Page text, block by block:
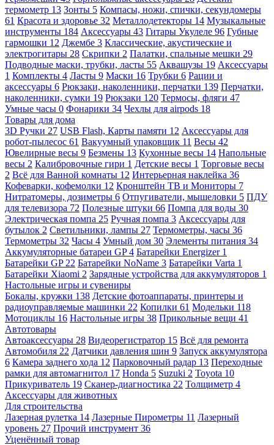
термометр 13 Зонты 5 Компасы, ножи, спички, секундомеры
61 Красота и здоровье 32 Металлодетекторы 14 Музыкальные
инструменты 184 Аксессуары 43 Гитары Укулеле 96 Губные
гармошки 12 Джембе 3 Классические, акустические и
электрогитары 28 Скрипки 2 Палатки, спальные мешки 29
Подводные маски, трубки, ласты 55 Аквашузы 19 Аксессуары
1 Комплекты 4 Ласты 9 Маски 16 Трубки 6 Рации и
аксессуары 6 Рюкзаки, наколенники, перчатки 139 Перчатки,
наколенники, сумки 19 Рюкзаки 120 Термосы, фляги 47
Умные часы 0 Фонарики 34 Чехлы для airpods 18
Товары для дома
3D Ручки 27 USB Flash, Карты памяти 12 Аксессуары для
робот-пылесос 61 Вакуумный упаковщик 11 Весы 42
Ювелирные весы 9 Безмены 13 Кухонные весы 14 Напольные
весы 2 Калибровочные гири 1 Детские весы 1 Торговые весы
2 Всё для Ванной комнаты 12 Интерьерная наклейка 36
Кофеварки, кофемолки 12 Кронштейн ТВ и Мониторы 7
Нитратомеры, дозиметры 6 Отпугиватели, мышеловки 5 ПДУ
для телевизора 72 Полезные штуки 66 Помпа для воды 30
Электрическая помпа 25 Ручная помпа 3 Аксессуары для
бутылок 2 Светильники, лампы 27 Термометры, часы 36
Термометры 32 Часы 4 Умный дом 30 Элементы питания 34
Аккумуляторные батареи GP4 Батарейки Energizer 1
Батарейки GP 22 Батарейки NoName 3 Батарейки Varta 1
Батарейки Xiaomi 2 Зарядные устройства для аккумуляторов 1
Настольные игры и сувениры
Бокалы, кружки 138 Детские фотоаппараты, принтеры и
радиоуправляемые машинки 22 Копилки 61 Модельки 118
Мотоциклы 16 Настольные игры 38 Прикольные вещи 41
Автотовары
Автоаксессуары 28 Видеорегистратор 15 Всё для ремонта
Автомобиля 22 Датчики давления шин 9 Запуск аккумулятора
6 Камера заднего хода 12 Парковочный радар 13 Переходные
рамки для автомагнитол 17 Honda 5 Suzuki 2 Toyota 10
Прикуриватель 19 Сканер-диагностика 22 Толщиметр 4
Аксессуары для животных
Для строительства
Лазерная рулетка 14 Лазерные Пирометры 11 Лазерный
уровень 27 Прочий инструмент 36
Уценённый товар